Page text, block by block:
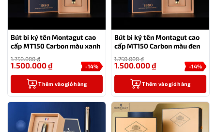
Bút bi ký tên Montagut cao
cấp MT150 Carbon màu xanh
1.750.000₫
-14%
1.500.000₫
Thêm vào giỏ hàng
Bút bi ký tên Montagut cao
cấp MT150 Carbon màu đen
1.750.000₫
-14%
1.500.000₫
Thêm vào giỏ hàng